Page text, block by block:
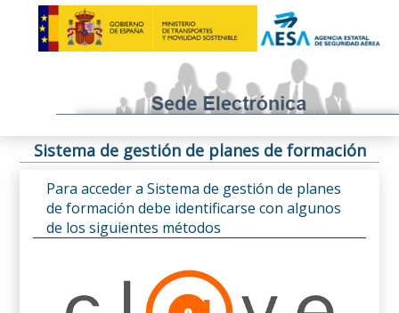
Sistema de gestión de planes de formación
Para acceder a Sistema de gestión de planes
de formación debe identificarse con algunos
de los siguientes métodos